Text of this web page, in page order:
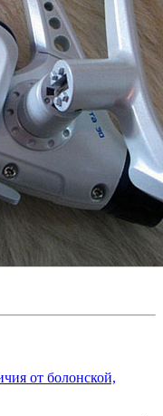
от болонской,